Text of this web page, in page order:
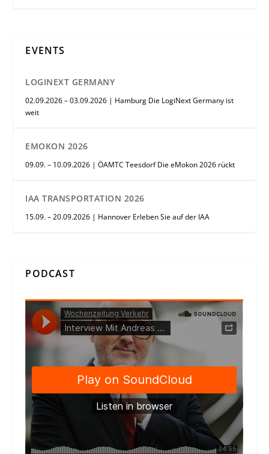
EVENTS
LOGINEXT GERMANY
02.09.2026 – 03.09.2026 | Hamburg Die LogiNext Germany ist
weit
EMOKON 2026
09.09. – 10.09.2026 | ÖAMTC Teesdorf Die eMokon 2026 rückt
IAA TRANSPORTATION 2026
15.09. – 20.09.2026 | Hannover Erleben Sie auf der IAA
PODCAST